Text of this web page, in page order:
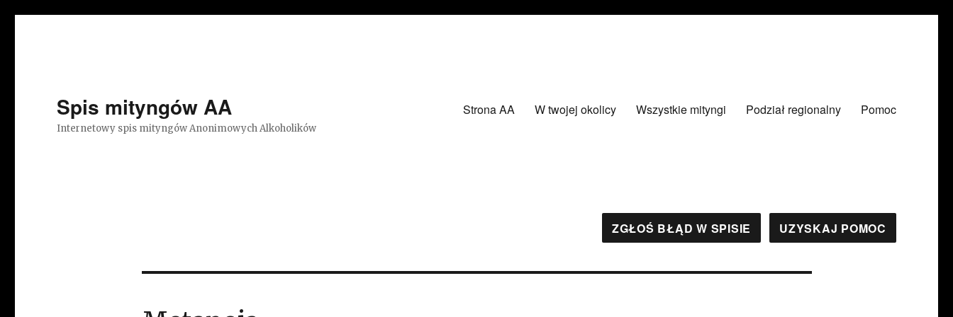
Spis mityngów AA
Internetowy spis mityngów Anonimowych Alkoholików
Strona AA W twojej okolicy Wszystkie mityngi Podział regionalny Pomoc
ZGŁOŚ BŁĄD W SPISIE UZYSKAJ POMOC